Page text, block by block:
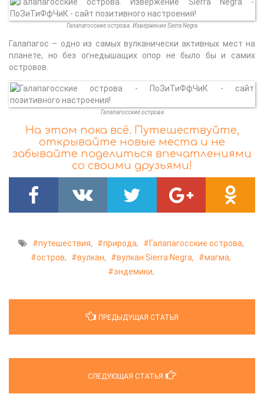
Галапагосские острова. Извержение Sierra Negra
Галапагос – одно из самых вулканически активных мест на
планете, но без огнедышащих опор не было бы и самих
островов.
Галапагосские острова
На этом пока всё. Путешествуйте,
открывайте новые места и не
забывайте поделиться впечатлениями
со своими друзьями!
путешествия, природа,
Галапагосские острова,
остров,
вулкан, вулкан Sierra Negra,
магма,
эндемики,
ПРЕДЫДУЩАЯ СТАТЬЯ
СЛЕДУЮЩАЯ СТАТЬЯ